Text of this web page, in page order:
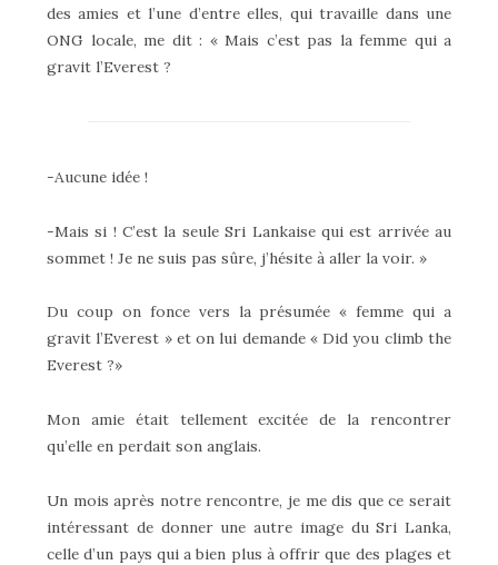
des amies et l’une d’entre elles, qui travaille dans une
ONG locale, me dit : « Mais c’est pas la femme qui a
gravit l’Everest ?
-Aucune idée !
-Mais si ! C’est la seule Sri Lankaise qui est arrivée au
sommet ! Je ne suis pas sûre, j’hésite à aller la voir. »
Du coup on fonce vers la présumée « femme qui a
gravit l’Everest » et on lui demande « Did you climb the
Everest ?»
Mon amie était tellement excitée de la rencontrer
qu’elle en perdait son anglais.
Un mois après notre rencontre, je me dis que ce serait
intéressant de donner une autre image du Sri Lanka,
celle d’un pays qui a bien plus à offrir que des plages et